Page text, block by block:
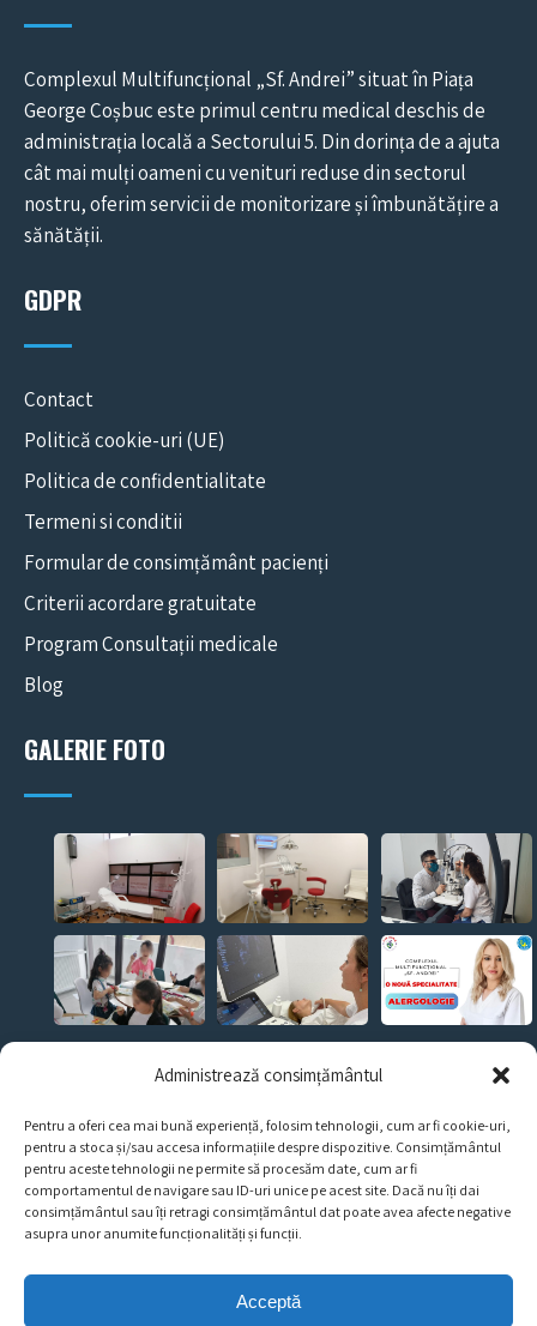
Administrează consimțământul
Pentru a oferi cea mai bună experiență, folosim tehnologii, cum ar fi cookie-uri,
pentru a stoca și/sau accesa informațiile despre dispozitive. Consimțământul
pentru aceste tehnologii ne permite să procesăm date, cum ar fi
comportamentul de navigare sau ID-uri unice pe acest site. Dacă nu îți dai
consimțământul sau îți retragi consimțământul dat poate avea afecte negative
asupra unor anumite funcționalități și funcții.
Acceptă
Complexul Multifuncțional „Sf. Andrei” situat în Piața
George Coșbuc este primul centru medical deschis de
administrația locală a Sectorului 5. Din dorința de a ajuta
cât mai mulți oameni cu venituri reduse din sectorul
nostru, oferim servicii de monitorizare și îmbunătățire a
sănătății.
GDPR
Contact
Politică cookie-uri (UE)
Politica de confidentialitate
Termeni si conditii
Formular de consimțământ pacienți
Criterii acordare gratuitate
Program Consultații medicale
Blog
GALERIE FOTO
CERE O PROGRAMARE!
Bd. George Coșbuc nr. 36-38, Sector 5, București.
contact@cmsfandrei.ro
031 4362 566
Luni – Vineri 8:00 – 20.00